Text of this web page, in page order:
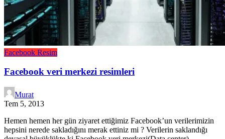
Facebook Resim
Facebook veri merkezi resimleri
Murat
Tem 5, 2013
Hemen hemen her gün ziyaret ettiğimiz Facebook’un verilerimizin
hepsini nerede sakladığını merak ettiniz mi ? Verilerin saklandığı